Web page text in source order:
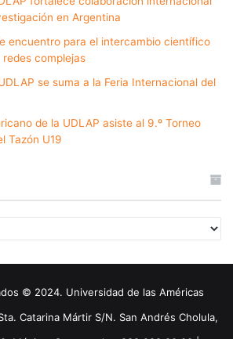
en Argentina
encuentro para el intercambio científico
complejas
se suma a la Feria Internacional del
de la UDLAP asiste al 9.º Torneo
Tazón U19
© 2024. Universidad de las Américas
Catarina Mártir S/N. San Andrés Cholula,